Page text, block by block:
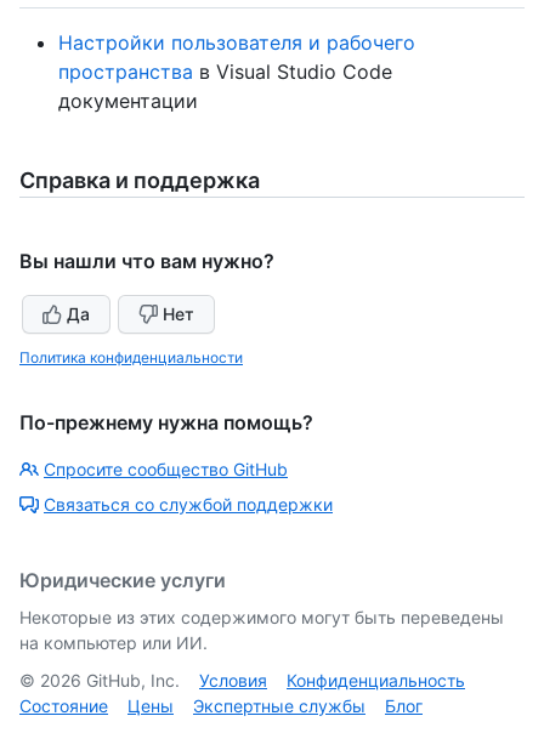
Настройки пользователя и рабочего
пространства в Visual Studio Code
документации
Справка и поддержка
Вы нашли что вам нужно?
Да Нет
Политика конфиденциальности
По-прежнему нужна помощь?
Спросите сообщество GitHub
Связаться со службой поддержки
Юридические услуги
Некоторые из этих содержимого могут быть переведены
на компьютер или ИИ.
© 2026 GitHub, Inc. Условия
Конфиденциальность
Состояние
Цены Экспертные службы Блог